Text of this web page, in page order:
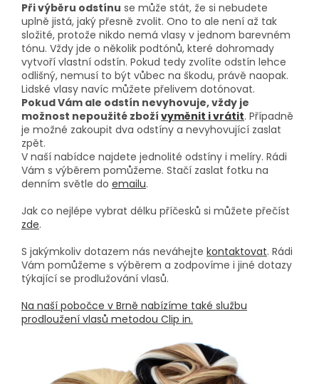
Při výběru odstínu se může stát, že si nebudete
uplně jistá, jaký přesně zvolit. Ono to ale není až tak
složité, protože nikdo nemá vlasy v jednom barevném
tónu. Vždy jde o několik podtónů, které dohromady
vytvoří vlastní odstín. Pokud tedy zvolíte odstín lehce
odlišný, nemusí to být vůbec na škodu, právě naopak.
Lidské vlasy navíc můžete přelivem dotónovat.
Pokud Vám ale odstín nevyhovuje, vždy je
možnost nepoužité zboží vyměnit i vrátit. Případně
je možné zakoupit dva odstíny a nevyhovující zaslat
zpět.
V naší nabídce najdete jednolité odstíny i melíry. Rádi
Vám s výběrem pomůžeme. Stačí zaslat fotku na
denním světle do emailu.
Jak co nejlépe vybrat délku příčesků si můžete přečíst
zde.
S jakýmkoliv dotazem nás neváhejte kontaktovat. Rádi
Vám pomůžeme s výběrem a zodpovíme i jiné dotazy
týkající se prodlužování vlasů.
Na naší pobočce v Brně nabízíme také službu
prodloužení vlasů metodou Clip in.